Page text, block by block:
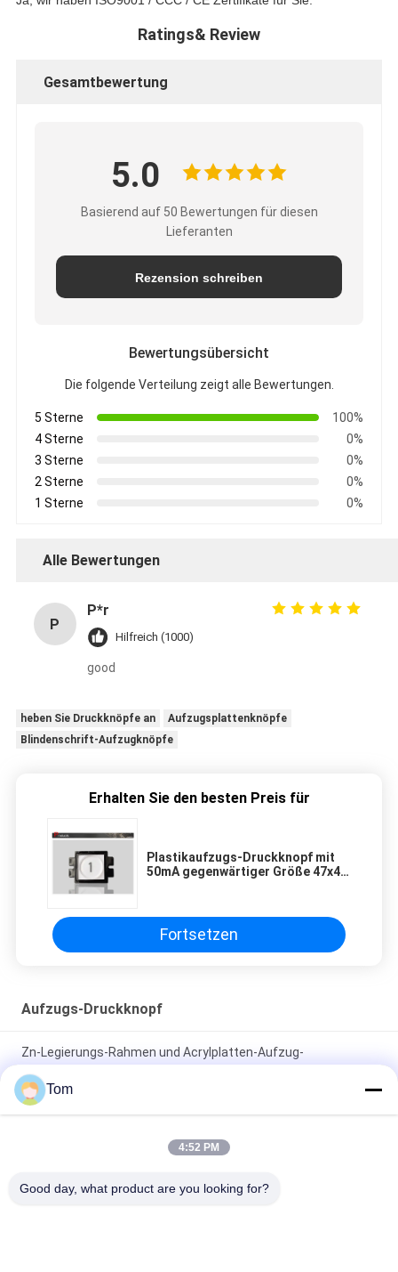
Ratings& Review
Gesamtbewertung
5.0
Basierend auf 50 Bewertungen für diesen
Lieferanten
Rezension schreiben
Bewertungsübersicht
Die folgende Verteilung zeigt alle Bewertungen.
5 Sterne
100%
4 Sterne
0%
3 Sterne
0%
2 Sterne
0%
1 Sterne
0%
Alle Bewertungen
P
P*r
Hilfreich (1000)
good
heben Sie Druckknöpfe an
Aufzugsplattenknöpfe
Blindenschrift-Aufzugknöpfe
Erhalten Sie den besten Preis für
Plastikaufzugs-Druckknopf mit
50mA gegenwärtiger Größe 47x49
Fortsetzen
Aufzugs-Druckknopf
Zn-Legierungs-Rahmen und Acrylplatten-Aufzug-
Druckknopf/Aufzug berühren Knopf
Kundenspezifischer Größen-Leuchtkörper-Halo und
Entwurf/Aufzug auf und ab Knöpfe
Tom
4:52 PM
Good day, what product are you looking for?